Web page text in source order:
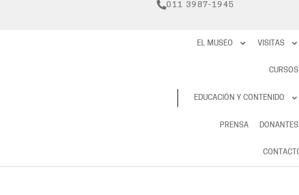
011 3987-1945
RESERVAS
EL MUSEO VISITAS
CURSOS
EDUCACIÓN Y CONTENIDO
PRENSA DONANTES